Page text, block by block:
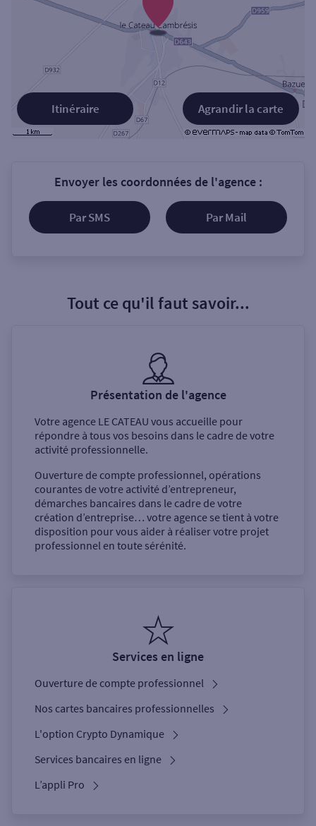
Agrandir la carte
Itinéraire
Envoyer les coordonnées de l'agence :
Par SMS Par Mail
Tout ce qu'il faut savoir...
Présentation de l'agence
Votre agence LE CATEAU vous accueille pour
répondre à tous vos besoins dans le cadre de votre
activité professionnelle.
Ouverture de compte professionnel, opérations
courantes de votre activité d’entrepreneur,
démarches bancaires dans le cadre de votre
création d’entreprise… votre agence se tient à votre
disposition pour vous aider à réaliser votre projet
professionnel en toute sérénité.
Services en ligne
Ouverture de compte professionnel
Nos cartes bancaires professionnelles
L'option Crypto Dynamique
Services bancaires en ligne
L’appli Pro